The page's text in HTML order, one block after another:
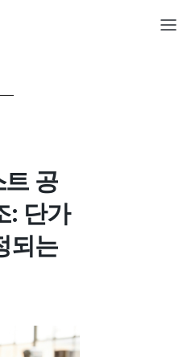
공
: 단가
되는